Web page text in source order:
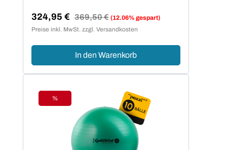
Verkaufspreis:
324,95 € Regulärer Preis:
369,50 € (12.06% gespart)
Preise inkl. MwSt. zzgl. Versandkosten
In den Warenkorb
Rabatt
%